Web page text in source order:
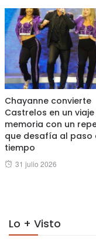
Chayanne convierte
Castrelos en un
memoria con un
que desafía al paso
tiempo
Posted
31 julio 2026
Lo + Visto